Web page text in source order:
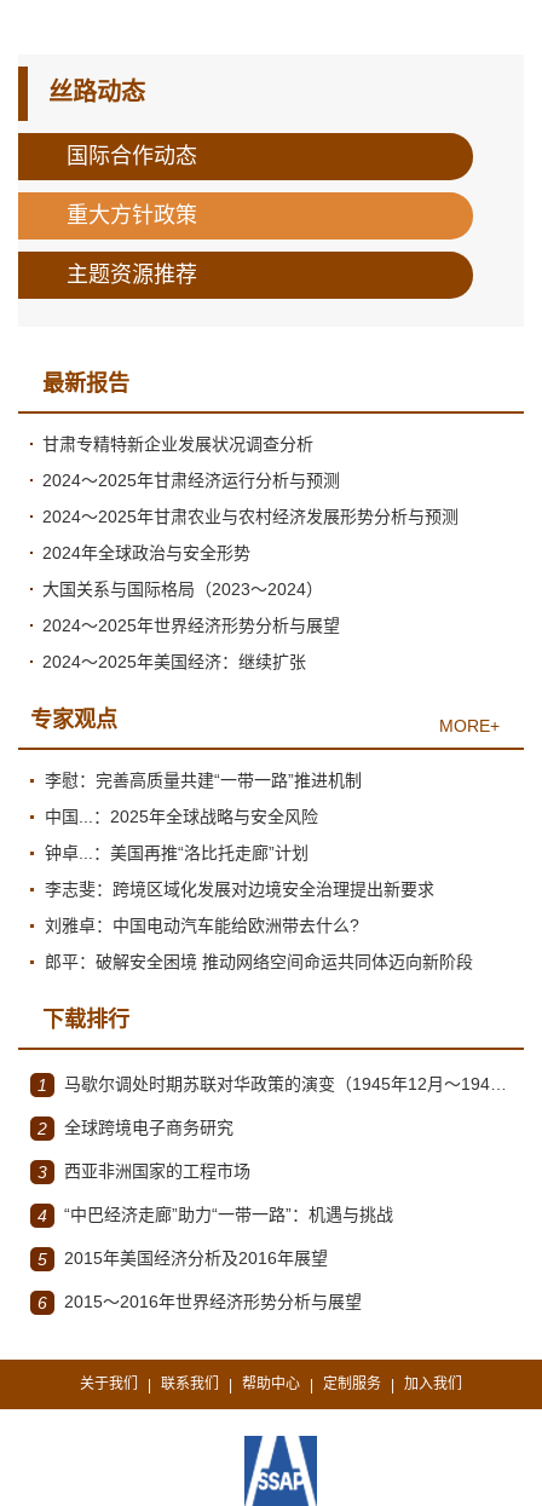
丝路动态
国际合作动态
重大方针政策
主题资源推荐
最新报告
甘肃专精特新企业发展状况调查分析
2024～2025年甘肃经济运行分析与预测
2024～2025年甘肃农业与农村经济发展形势分析与预测
2024年全球政治与安全形势
大国关系与国际格局（2023～2024）
2024～2025年世界经济形势分析与展望
2024～2025年美国经济：继续扩张
专家观点 MORE+
李慰：完善高质量共建“一带一路”推进机制
中国...：2025年全球战略与安全风险
钟卓...：美国再推“洛比托走廊”计划
李志斐：跨境区域化发展对边境安全治理提出新要求
刘雅卓：中国电动汽车能给欧洲带去什么?
郎平：破解安全困境 推动网络空间命运共同体迈向新阶段
下载排行
1 马歇尔调处时期苏联对华政策的演变（1945年12月～1947年1月）
2 全球跨境电子商务研究
3 西亚非洲国家的工程市场
4 “中巴经济走廊”助力“一带一路”：机遇与挑战
5 2015年美国经济分析及2016年展望
6 2015～2016年世界经济形势分析与展望
关于我们 | 联系我们 | 帮助中心 | 定制服务 | 加入我们